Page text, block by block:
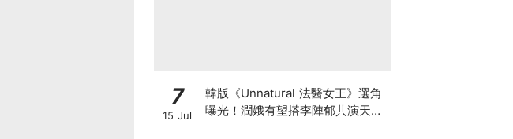
7
15 Jul
韓版《Unnatural 法醫女王》選角
曝光！潤娥有望搭李陣郁共演天才